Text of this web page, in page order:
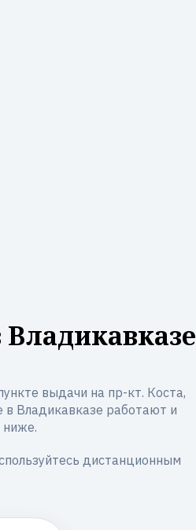
выдачи на пр-кт. Коста,
в Владикавказе работают и
дистанционным